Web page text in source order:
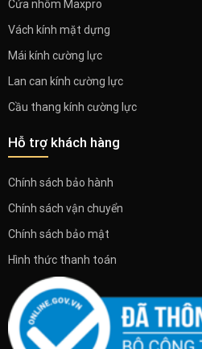
Cửa nhôm Maxpro
Vách kính mặt dựng
Mái kính cường lực
Lan can kính cường lực
Cầu thang kính cường lực
Hỗ trợ khách hàng
Chính sách bảo hành
Chính sách vận chuyển
Chính sách bảo mật
Hình thức thanh toán